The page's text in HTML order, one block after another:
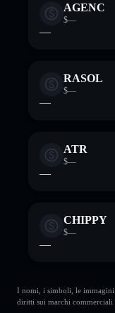
AGENC
$—
—
RASOL
$—
—
ATR
$—
—
CHIPPY
$—
—
I nomi, i simboli, le immagini
diritti sui marchi commerciali